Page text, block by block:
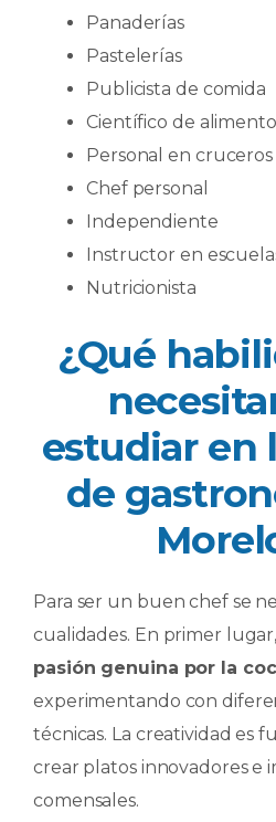
Panaderías
Pastelerías
Publicista de comida
Científico de
Personal en cruceros
Chef personal
Independiente
Instructor en
Nutricionista
¿Qué
estudiar en
de
Para ser un buen chef se
cualidades. En primer
pasión genuina por la
experimentando con
técnicas. La creatividad es
crear platos innovadores e
comensales.